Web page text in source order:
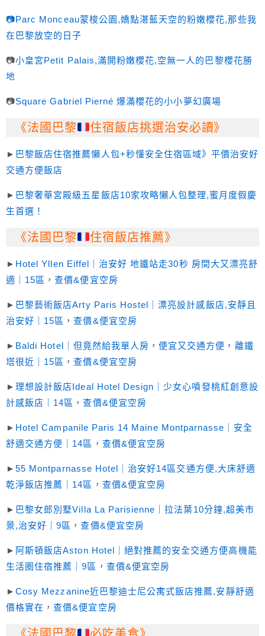
📷Parc Monceau蒙梭公園,嬌點湛藍天空的粉嫩櫻花,那些我
在巴黎放空的日子
📷小皇宮Petit Palais,滿開粉嫩櫻花,空無一人的巴黎櫻花勝
地
📷Square Gabriel Pierné 爆滿櫻花的小小夢幻廣場
《法國巴黎 住宿飯店挑選治安必讀》
► 巴黎飯店住宿推薦懶人包+秒懂安全住宿區域》平價治安好
交通方便飯店
► 巴黎奢華宮殿級五星飯店10家攻略懶人包整理,蜜月度假慶
生首選！
《法國巴黎 住宿飯店推薦》
► Hotel Yllen Eiffel｜治安好 地鐵站走30秒 房間大又漂亮舒
適｜15區 ，查價&便宜空房
► 巴黎藝術飯店Arty Paris Hostel｜漂亮設計感飯店,安靜且
治安好｜15區 ，查價&便宜空房
► Baldi Hotel｜但竟然給我單人房，便宜又交通方便，離鐵
塔很近｜15區 ，查價&便宜空房
►理想設計飯店Ideal Hotel Design｜少女心噴發桃紅創意設
計感飯店｜14區 ，查價&便宜空房
► Hotel Campanile Paris 14 Maine Montparnasse｜安全
舒適交通方便｜14區 ， 查價&便宜空房
►55 Montparnasse Hotel｜治安好14區交通方便,大床舒適
乾淨飯店推薦｜14區 ， 查價&便宜空房
► 巴黎女郎別墅Villa La Parisienne｜拉法葉10分鐘,超美市
景,治安好｜9區 ，查價&便宜空房
► 阿斯頓飯店Aston Hotel｜絕對推薦的安全交通方便高機能
生活圈住宿推薦｜9區 ， 查價&便宜空房
►Cosy Mezzanine近巴黎迪士尼公寓式飯店推薦,安靜舒適
價格實在 ，查價&便宜空房